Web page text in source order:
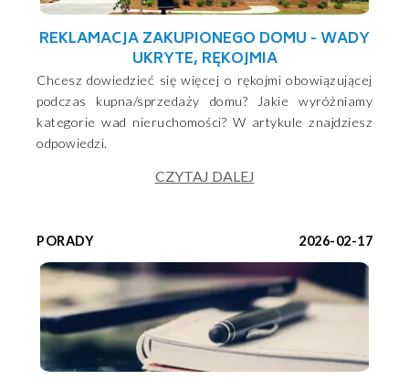
REKLAMACJA ZAKUPIONEGO DOMU - WADY
UKRYTE, RĘKOJMIA
Chcesz dowiedzieć się więcej o rękojmi obowiązującej
podczas kupna/sprzedaży domu? Jakie wyróżniamy
kategorie wad nieruchomości? W artykule znajdziesz
odpowiedzi.
CZYTAJ DALEJ
PORADY 2026-02-17